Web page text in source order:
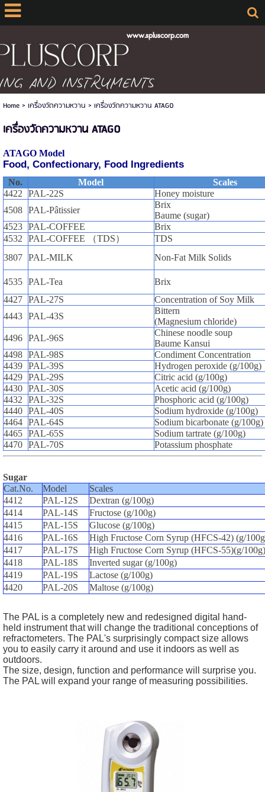
www.spluscorp.com
Home> เครื่องวัดความหวาน > เครื่องวัดความหวาน ATAGO
เครื่องวัดความหวาน ATAGO
ATAGO Model
Food, Confectionary, Food Ingredients
No. Model
Scales
4422
PAL-22S
Honey moisture
4508
PAL-Pâtissier
Brix
Baume (sugar)
4523
PAL-COFFEE
Brix
4532
PAL-COFFEE （TDS）
TDS
3807
PAL-MILK Non-Fat Milk Solids
4535 PAL-Tea
Brix
4427
PAL-27S
Concentration of Soy Milk
4443
PAL-43S
Bittern
(Magnesium chloride)
4496
PAL-96S
Chinese noodle soup
Baume Kansui
4498
PAL-98S
Condiment Concentration
4439
PAL-39S
Hydrogen peroxide (g/100g)
4429
PAL-29S
Citric acid (g/100g)
4430
PAL-30S
Acetic acid (g/100g)
4432
PAL-32S
Phosphoric acid (g/100g)
4440
PAL-40S
Sodium hydroxide (g/100g)
4464
PAL-64S
Sodium bicarbonate (g/100g)
4465
PAL-65S
Sodium tartrate (g/100g)
4470
PAL-70S Potassium phosphate
Sugar
Cat.No.
Model
Scales
4412
PAL-12S
Dextran (g/100g)
4414
PAL-14S
Fructose (g/100g)
4415
PAL-15S
Glucose (g/100g)
4416
PAL-16S
High Fructose Corn Syrup (HFCS-42) (g/
4417
PAL-17S
High Fructose Corn Syrup (HFCS-55)(g/100g)
4418
PAL-18S
Inverted sugar (g/100g)
4419
PAL-19S
Lactose (g/100g)
4420
PAL-20S Maltose (g/100g)
The PAL is a completely new and redesigned digital hand-
held instrument that will change the traditional conceptions of
refractometers. The PAL's surprisingly compact size allows
you to easily carry it around and use it indoors as well as
outdoors.
The size, design, function and performance will surprise you.
The PAL will expand your range of measuring possibilities.